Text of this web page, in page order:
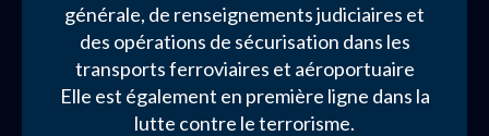
générale, de renseignements judiciaires et
des opérations de sécurisation dans les
transports ferroviaires et aéroportuaire
Elle est également en première ligne dans la
lutte contre le terrorisme.